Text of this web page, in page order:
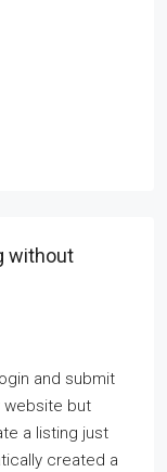
without
and submit
website but
a listing just
created a